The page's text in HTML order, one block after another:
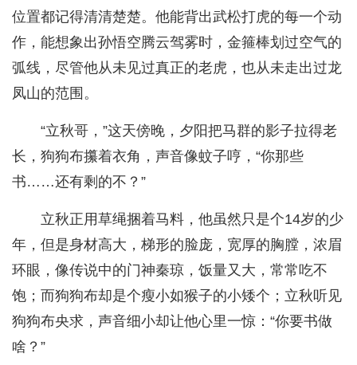
位置都记得清清楚楚。他能背出武松打虎的每一个动
作，能想象出孙悟空腾云驾雾时，金箍棒划过空气的
弧线，尽管他从未见过真正的老虎，也从未走出过龙
凤山的范围。
“立秋哥，”这天傍晚，夕阳把马群的影子拉得老
长，狗狗布攥着衣角，声音像蚊子哼，“你那些
书……还有剩的不？”
立秋正用草绳捆着马料，他虽然只是个14岁的少
年，但是身材高大，梯形的脸庞，宽厚的胸膛，浓眉
环眼，像传说中的门神秦琼，饭量又大，常常吃不
饱；而狗狗布却是个瘦小如猴子的小矮个；立秋听见
狗狗布央求，声音细小却让他心里一惊：“你要书做
啥？”